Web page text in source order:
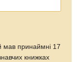
мав принаймні 17
книжках